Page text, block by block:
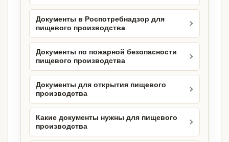
Документы в Роспотребнадзор для
пищевого производства
Документы по пожарной безопасности
пищевого производства
Документы для открытия пищевого
производства
Какие документы нужны для пищевого
производства